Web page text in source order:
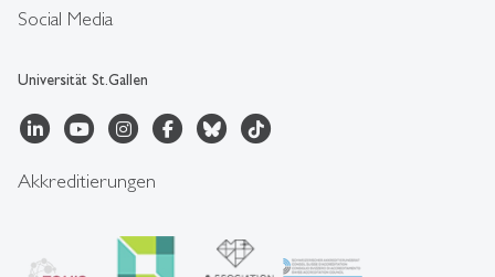
Social Media
Universität St.Gallen
Akkreditierungen